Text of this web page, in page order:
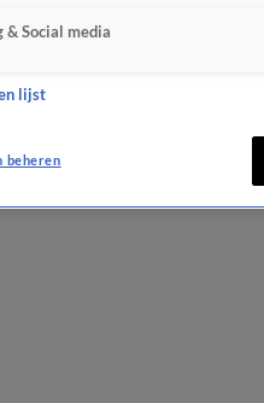
& Social media
lijst
beheren